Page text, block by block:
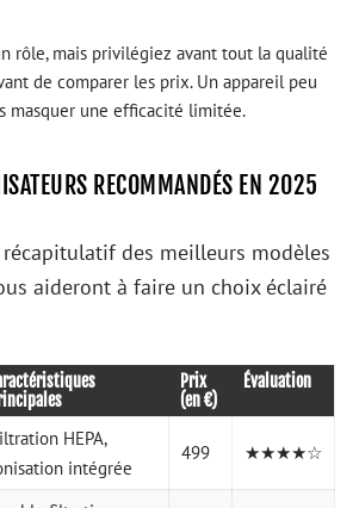
rôle, mais privilégiez avant tout la qualité
de comparer les prix. Un appareil peu
masquer une efficacité limitée.
RECOMMANDÉS EN 2025
des meilleurs modèles
aideront à faire un choix éclairé
Prix
(en €)
Évaluation
HEPA,
intégrée
499 ★★★★☆